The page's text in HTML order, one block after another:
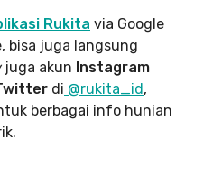
Rukita via Google
bisa juga langsung
juga akun Instagram
di @rukita_id ,
berbagai info hunian